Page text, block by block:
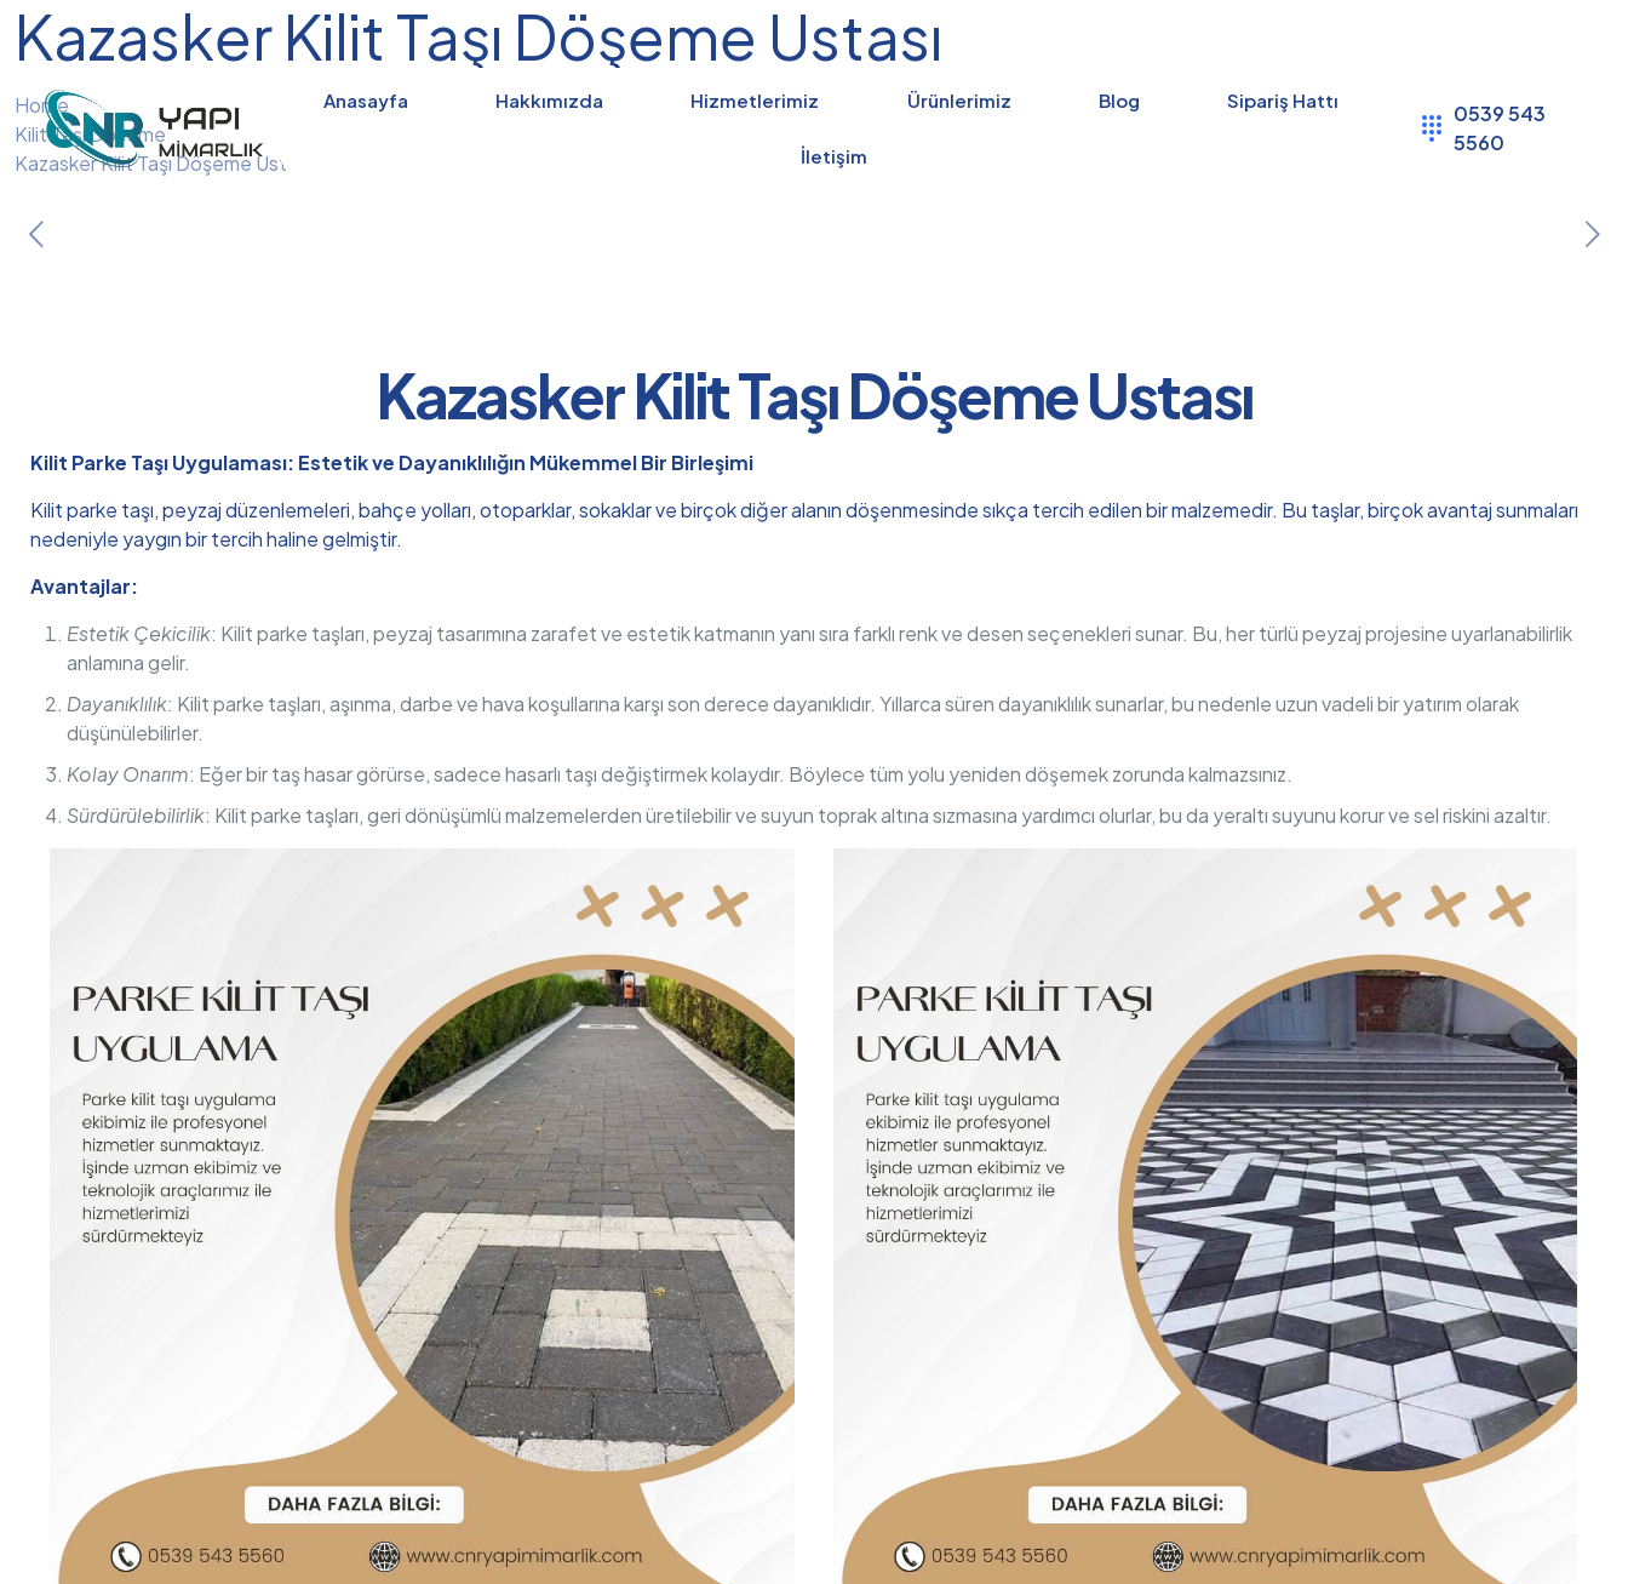
Anasayfa Hakkımızda Hizmetlerimiz Ürünlerimiz Blog Sipariş Hattı
İletişim
0539 543
5560
Kazasker Kilit Taşı Döşeme Ustası
Home
Kilit Taşı Döşeme
Kazasker Kilit Taşı Döşeme Ustası
Kazasker Kilit Taşı Döşeme Ustası
Kilit Parke Taşı Uygulaması: Estetik ve Dayanıklılığın Mükemmel Bir Birleşimi
Kilit parke taşı, peyzaj düzenlemeleri, bahçe yolları, otoparklar, sokaklar ve birçok diğer alanın döşenmesinde sıkça tercih edilen bir malzemedir. Bu taşlar, birçok avantaj sunmaları
nedeniyle yaygın bir tercih haline gelmiştir.
Avantajlar:
Estetik Çekicilik: Kilit parke taşları, peyzaj tasarımına zarafet ve estetik katmanın yanı sıra farklı renk ve desen seçenekleri sunar. Bu, her türlü peyzaj projesine uyarlanabilirlik
anlamına gelir.
Dayanıklılık: Kilit parke taşları, aşınma, darbe ve hava koşullarına karşı son derece dayanıklıdır. Yıllarca süren dayanıklılık sunarlar, bu nedenle uzun vadeli bir yatırım olarak
düşünülebilirler.
Kolay Onarım: Eğer bir taş hasar görürse, sadece hasarlı taşı değiştirmek kolaydır. Böylece tüm yolu yeniden döşemek zorunda kalmazsınız.
Sürdürülebilirlik: Kilit parke taşları, geri dönüşümlü malzemelerden üretilebilir ve suyun toprak altına sızmasına yardımcı olurlar, bu da yeraltı suyunu korur ve sel riskini azaltır.